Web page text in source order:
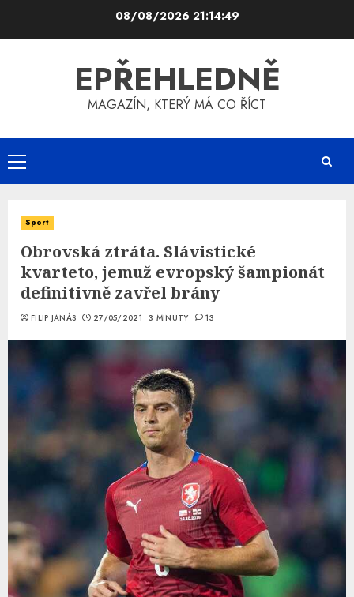
08/08/2026 21:14:49
EPŘEHLEDNĚ
MAGAZÍN, KTERÝ MÁ CO ŘÍCT
Primary
Menu
Sport
Obrovská ztráta. Slávistické
kvarteto, jemuž evropský šampionát
definitivně zavřel brány
FILIP JANÁS 27/05/2021 3 MINUTY 13